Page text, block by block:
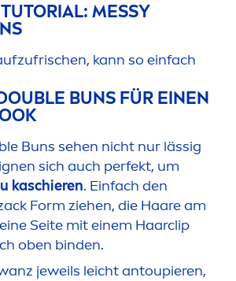
MESSY
kann so einfach
BUNS FÜR EINEN
Buns sehen nicht nur lässig
sich auch perfekt, um
kaschieren. Einfach den
Form ziehen, die Haare am
Seite mit einem Haarclip
oben binden.
jeweils leicht antoupieren,